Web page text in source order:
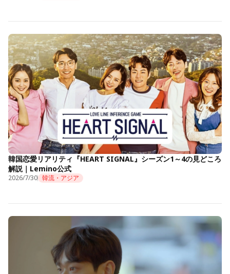
韓国恋愛リアリティ『HEART SIGNAL』シーズン1～4の見どころ
解説｜Lemino公式
2026/7/30 韓流・アジア